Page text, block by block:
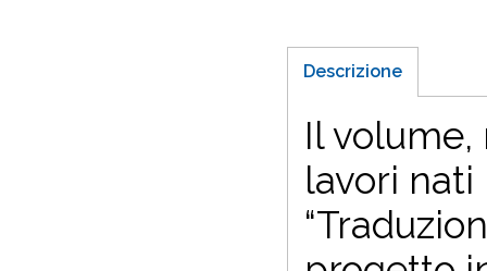
Descrizione
Il
lavori